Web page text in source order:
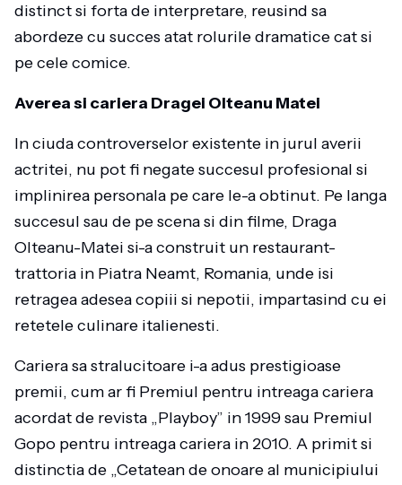
distinct si forta de interpretare, reusind sa
abordeze cu succes atat rolurile dramatice cat si
pe cele comice.
Averea si cariera Dragei Olteanu Matei
In ciuda controverselor existente in jurul averii
actritei, nu pot fi negate succesul profesional si
implinirea personala pe care le-a obtinut. Pe langa
succesul sau de pe scena si din filme, Draga
Olteanu-Matei si-a construit un restaurant-
trattoria in Piatra Neamt, Romania, unde isi
retragea adesea copiii si nepotii, impartasind cu ei
retetele culinare italienesti.
Cariera sa stralucitoare i-a adus prestigioase
premii, cum ar fi Premiul pentru intreaga cariera
acordat de revista „Playboy” in 1999 sau Premiul
Gopo pentru intreaga cariera in 2010. A primit si
distinctia de „Cetatean de onoare al municipiului